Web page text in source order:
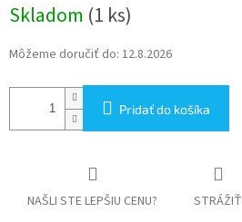
cena:
Skladom (1 ks)
Môžeme doručiť do: 12.8.2026
Pridať do košíka
NAŠLI STE LEPŠIU CENU? STRÁŽIŤ